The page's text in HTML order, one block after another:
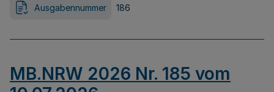
Ausgabennummer 186
MB.NRW 2026 Nr. 185 vom